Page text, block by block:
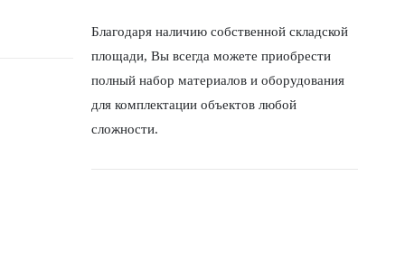
Благодаря наличию собственной складской
площади, Вы всегда можете приобрести
полный набор материалов и оборудования
для комплектации объектов любой
сложности.